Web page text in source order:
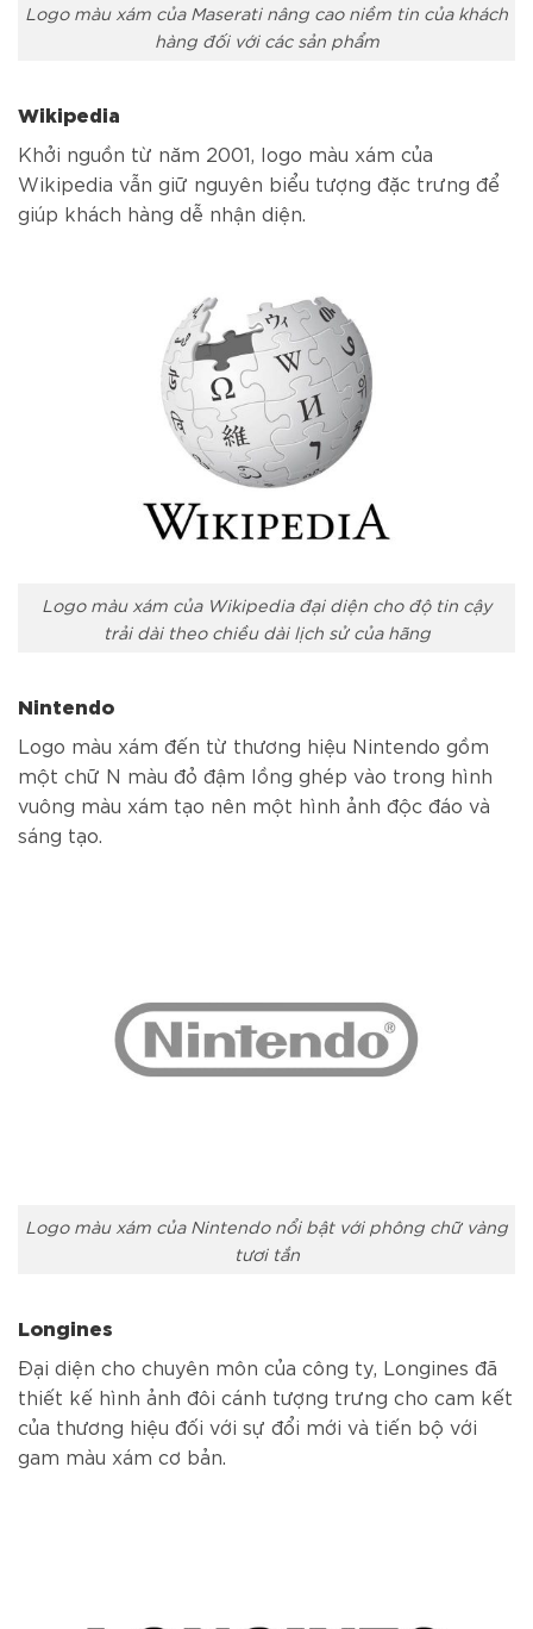
Logo màu xám của Maserati nâng cao niềm tin của khách
hàng đối với các sản phẩm
Wikipedia
Khởi nguồn từ năm 2001, logo màu xám của
Wikipedia vẫn giữ nguyên biểu tượng đặc trưng để
giúp khách hàng dễ nhận diện.
Logo màu xám của Wikipedia đại diện cho độ tin cậy
trải dài theo chiều dài lịch sử của hãng
Nintendo
Logo màu xám đến từ thương hiệu Nintendo gồm
một chữ N màu đỏ đậm lồng ghép vào trong hình
vuông màu xám tạo nên một hình ảnh độc đáo và
sáng tạo.
Logo màu xám của Nintendo nổi bật với phông chữ vàng
tươi tắn
Longines
Đại diện cho chuyên môn của công ty, Longines đã
thiết kế hình ảnh đôi cánh tượng trưng cho cam kết
của thương hiệu đối với sự đổi mới và tiến bộ với
gam màu xám cơ bản.